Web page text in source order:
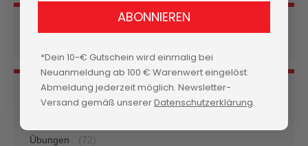
KATEGORIEN
Übungen
(72)
ABONNIEREN
*Dein 10-€ Gutschein wird einmalig bei
Neuanmeldung ab 100 € Warenwert eingelöst.
Abmeldung jederzeit möglich. Newsletter-
Versand gemäß unsererDatenschutzerklärung.